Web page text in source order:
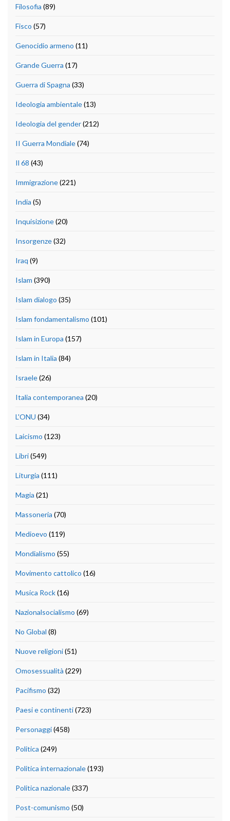
Filosofia (89)
Fisco (57)
Genocidio armeno (11)
Grande Guerra (17)
Guerra di Spagna (33)
Ideologia ambientale(13)
Ideologia del gender(212)
II Guerra Mondiale(74)
Il 68 (43)
Immigrazione(221)
India (5)
Inquisizione(20)
Insorgenze(32)
Iraq (9)
Islam (390)
Islam dialogo (35)
Islam fondamentalismo (101)
Islam in Europa (157)
Islam in Italia (84)
Israele(26)
Italia contemporanea (20)
L'ONU (34)
Laicismo (123)
Libri(549)
Liturgia (111)
Magia (21)
Massoneria (70)
Medioevo (119)
Mondialismo (55)
Movimento cattolico (16)
Musica Rock(16)
Nazionalsocialismo (69)
No Global (8)
Nuove religioni(51)
Omosessualità (229)
Pacifismo (32)
Paesi e continenti(723)
Personaggi(458)
Politica (249)
Politica internazionale(193)
Politica nazionale(337)
Post-comunismo (50)